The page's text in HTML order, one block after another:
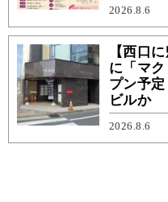
2026.8.6
【西口
に「マ
プン予
ビルか
2026.8.6